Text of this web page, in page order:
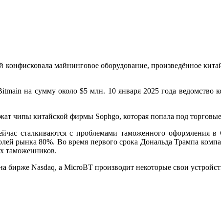
майнинговое оборудование, произведённое
на сумму около $5 млн. 10 января 2025 года ведомство
чипы китайской фирмы Sophgo, которая попала под
сталкиваются с проблемами таможенного
рынка 80%. Во время первого срока Дональда Трампа
таможенников.
Nasdaq, а MicroBT производит некоторые свои